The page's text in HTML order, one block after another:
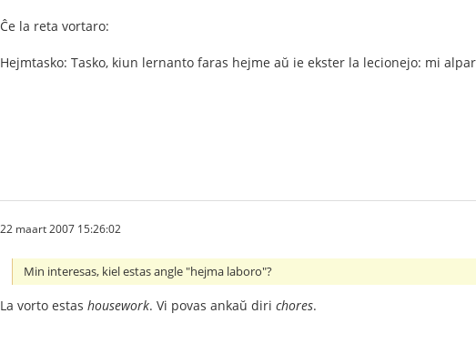
Ĉe la reta vortaro:
Hejmtasko: Tasko, kiun lernanto faras hejme aŭ ie ekster la lecionejo: mi
22 maart 2007 15:26:02
Min interesas, kiel estas angle "hejma laboro"?
La vorto estas housework. Vi povas ankaŭ diri chores.